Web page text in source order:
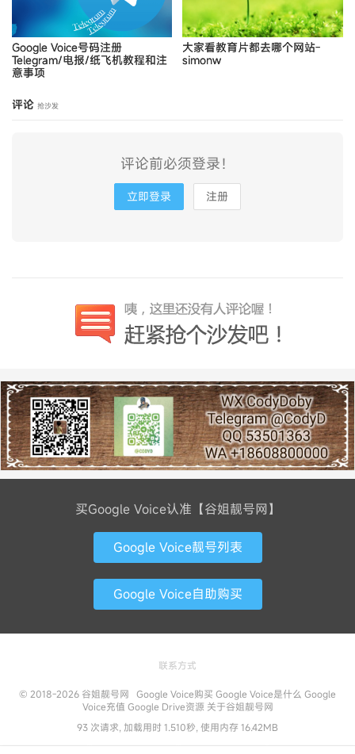
Google Voice号码注册
Telegram/电报/纸飞机教程和注
意事项
大家看教育片都去哪个网站-
simonw
评论 抢沙发
评论前必须登录！
立即登录 注册
买Google Voice认准【谷姐靓号网】
Google Voice靓号列表
Google Voice自助购买
联系方式
© 2018-2026 谷姐靓号网 Google Voice购买 Google Voice是什么 Google
Voice充值 Google Drive资源 关于谷姐靓号网
93 次请求, 加载用时 1.510秒, 使用内存 16.42MB